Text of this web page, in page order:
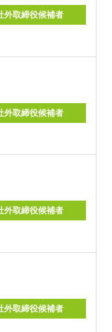
外取締役候補者
外取締役候補者
外取締役候補者
外取締役候補者